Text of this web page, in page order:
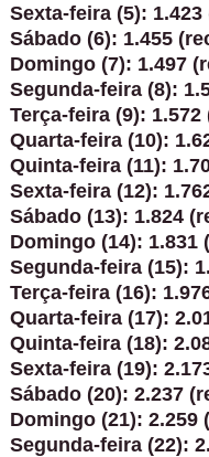
Sexta-feira (5): 1.423
Sábado (6): 1.455
Domingo (7): 1.497
Segunda-feira (8):
Terça-feira (9): 1.572
Quarta-feira (10):
Quinta-feira (11):
Sexta-feira (12):
Sábado (13): 1.824
Domingo (14): 1.831
Segunda-feira (15):
Terça-feira (16):
Quarta-feira (17):
Quinta-feira (18):
Sexta-feira (19):
Sábado (20): 2.237
Domingo (21): 2.259
Segunda-feira (22):